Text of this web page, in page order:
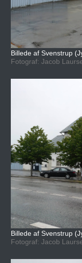
Billede af Svenstrup
Fotograf: Jacob
Billede af Svenstrup
Fotograf: Jacob